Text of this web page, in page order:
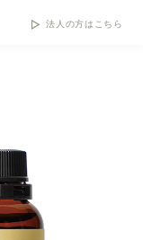
法人の方はこちら